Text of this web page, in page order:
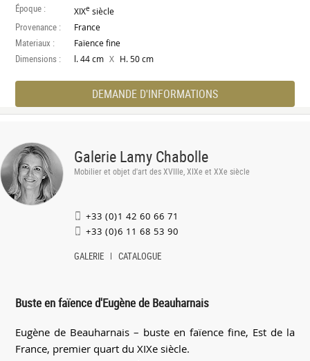
Époque : XIXe siècle
Provenance : France
Materiaux : Faïence fine
Dimensions : l. 44 cm X H. 50 cm
DEMANDE D'INFORMATIONS
Galerie Lamy Chabolle
Mobilier et objet d'art des XVIIIe, XIXe et XXe siècle
+33 (0)1 42 60 66 71
+33 (0)6 11 68 53 90
GALERIE CATALOGUE
Buste en faïence d'Eugène de Beauharnais
Eugène de Beauharnais – buste en faïence fine, Est de la
France, premier quart du XIXe siècle.